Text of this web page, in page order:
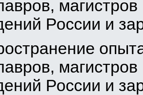
России и
России и